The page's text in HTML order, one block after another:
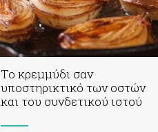
Το κρεμμύδι σαν
υποστηρικτικό των οστών
και του συνδετικού ιστού